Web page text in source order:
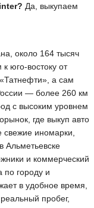
Да, выкупаем
около 164 тысяч
юго-востоку от
а сам
— более 260 км
с высоким уровнем
где выкуп авто
свежие иномарки,
Альметьевске
и коммерческий
по городу и
в удобное время,
пробег,